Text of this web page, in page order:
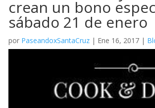
crean un bono
sábado 21 de enero
por PaseandoxSantaCruz| Ene 16, 2017|